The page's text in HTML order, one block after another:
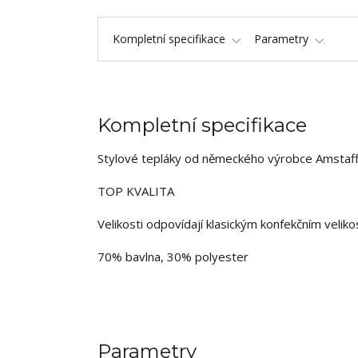
Kompletní specifikace Parametry
Kompletní specifikace
Stylové tepláky od německého výrobce Amstaff
TOP KVALITA
Velikosti odpovídají klasickým konfekčním
70% bavlna, 30% polyester
Parametry